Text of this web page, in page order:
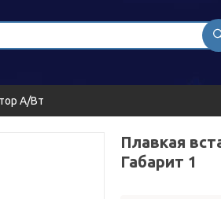
А/Вт
Плавкая
Габарит 1